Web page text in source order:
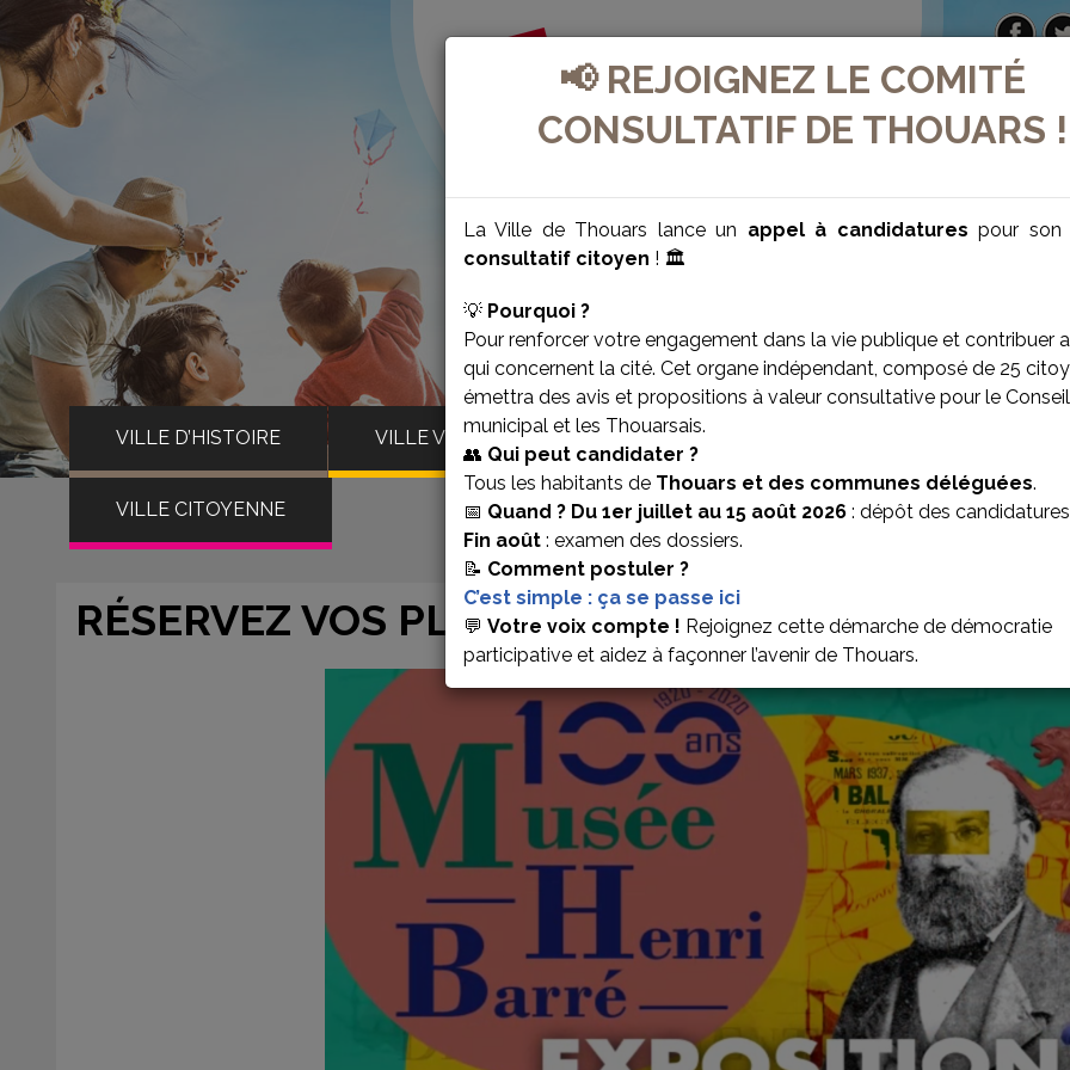
📢 REJOIGNEZ LE COMITÉ
CONSULTATIF DE THOUARS !
La Ville de Thouars lance un appel à candidatures pour
consultatif citoyen ! 🏛️
💡 Pourquoi ?
Pour renforcer votre engagement dans la vie publique et contribuer
qui concernent la cité. Cet organe indépendant, composé de 25
émettra des avis et propositions à valeur consultative pour le Conseil
municipal et les Thouarsais.
👥 Qui peut candidater ?
Tous les habitants de Thouars et des communes déléguées.
📅 Quand ? Du 1er juillet au 15 août 2026 : dépôt des
Fin août : examen des dossiers.
📝 Comment postuler ?
C’est simple : ça se passe ici
💬 Votre voix compte ! Rejoignez cette démarche de démocratie
participative et aidez à façonner l’avenir de Thouars.
VILLE D’HISTOIRE VILLE VIVANTE VILLE BIEN-ÊTRE
VILLE CITOYENNE
RÉSERVEZ VOS PLACES POUR VISITER LE